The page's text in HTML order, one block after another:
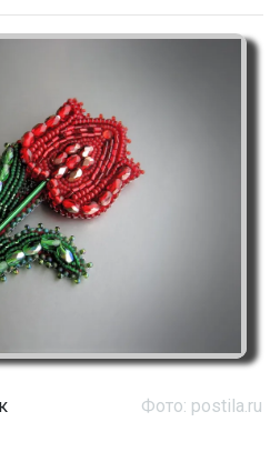
Фото: postila.ru